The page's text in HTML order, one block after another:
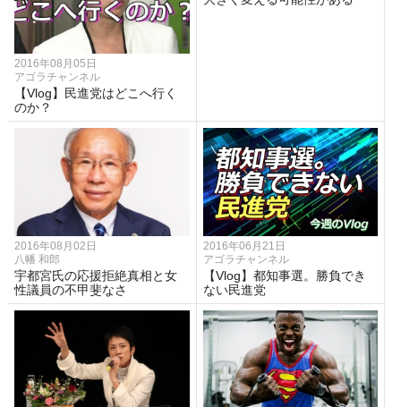
2016年08月05日
アゴラチャンネル
【Vlog】民進党はどこへ行く
のか？
2016年08月02日
八幡 和郎
宇都宮氏の応援拒絶真相と女
性議員の不甲斐なさ
2016年06月21日
アゴラチャンネル
【Vlog】都知事選。勝負でき
ない民進党